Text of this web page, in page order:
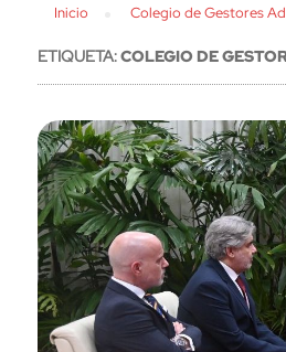
Inicio Colegio de Gestores
ETIQUETA:COLEGIO DE